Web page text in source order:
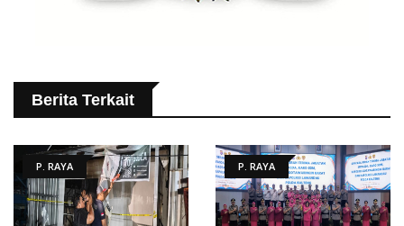
Berita Terkait
P. RAYA P. RAYA